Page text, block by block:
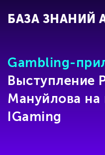
БАЗА ЗНАНИЙ
Gambling-
Выступление
Мануйлова
IGaming